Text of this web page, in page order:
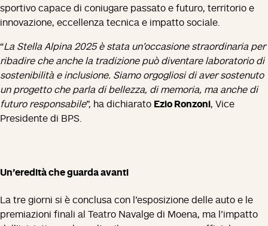
sportivo capace di coniugare passato e futuro, territorio e
innovazione, eccellenza tecnica e impatto sociale.
“La Stella Alpina 2025 è stata un’occasione straordinaria per
ribadire che anche la tradizione può diventare laboratorio di
sostenibilità e inclusione. Siamo orgogliosi di aver sostenuto
un progetto che parla di bellezza, di memoria, ma anche di
futuro responsabile”, ha dichiarato Ezio Ronzoni, Vice
Presidente di BPS.
Un’eredità che guarda avanti
La tre giorni si è conclusa con l’esposizione delle auto e le
premiazioni finali al Teatro Navalge di Moena, ma l’impatto